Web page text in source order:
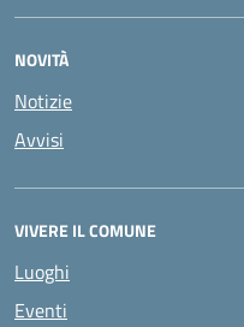
NOVITÀ
Notizie
Avvisi
VIVERE IL COMUNE
Luoghi
Eventi